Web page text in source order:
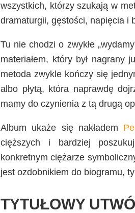
wszystkich, którzy szukają w
dramaturgii, gęstości, napięcia i
Tu nie chodzi o zwykłe
materiałem, który był nagrany
metoda zwykle kończy się
albo płytą, która naprawdę
mamy do czynienia z tą drugą
Album ukaże się nakładem
cięższych i bardziej
konkretnym ciężarze
jest ozdobnikiem do biogramu,
TYTUŁOWY